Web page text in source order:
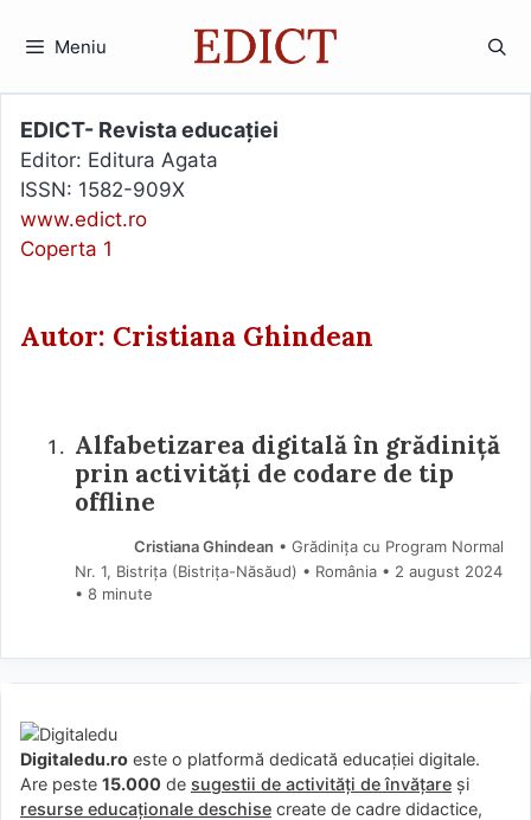
Meniu
EDICT- Revista educației
Editor: Editura Agata
ISSN: 1582-909X
www.edict.ro
Coperta 1
Autor: Cristiana Ghindean
Alfabetizarea digitală în grădiniță
prin activități de codare de tip
offline
Cristiana Ghindean • Grădinița cu Program Normal
Nr. 1, Bistrița (Bistriţa-Năsăud) • România
2 august 2024
• 8 minute
Digitaledu.ro este o platformă dedicată educației digitale.
Are peste 15.000 de sugestii de activități de învățare și
resurse educaționale deschise create de cadre didactice,